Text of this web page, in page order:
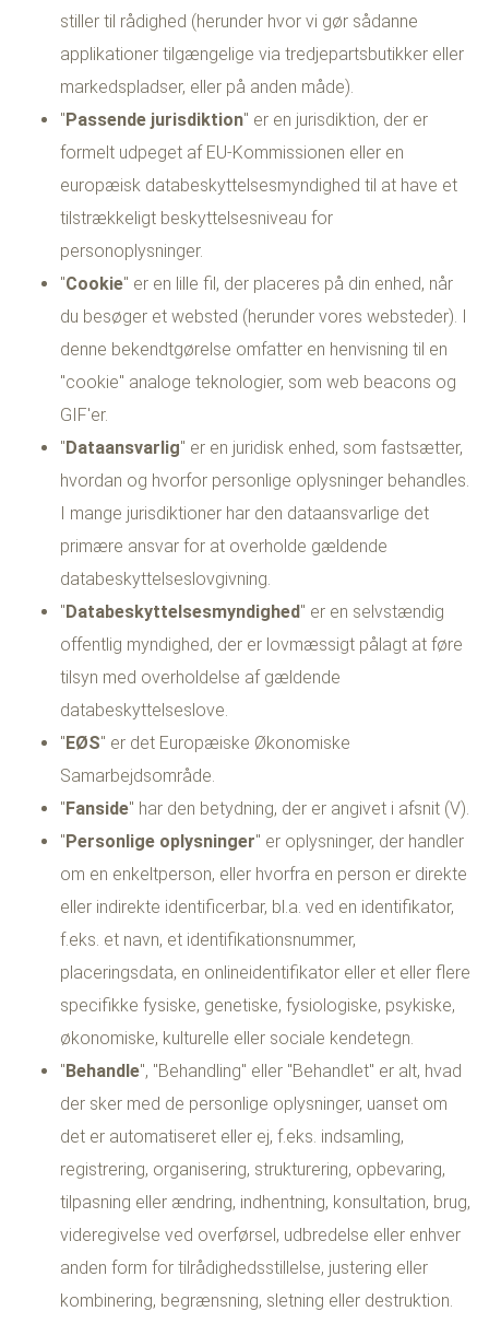
stiller til rådighed (herunder hvor vi gør sådanne
applikationer tilgængelige via tredjepartsbutikker eller
markedspladser, eller på anden måde).
"Passende jurisdiktion" er en jurisdiktion, der er
formelt udpeget af EU-Kommissionen eller en
europæisk databeskyttelsesmyndighed til at have et
tilstrækkeligt beskyttelsesniveau for
personoplysninger.
"Cookie" er en lille fil, der placeres på din enhed, når
du besøger et websted (herunder vores websteder). I
denne bekendtgørelse omfatter en henvisning til en
"cookie" analoge teknologier, som web beacons og
GIF'er.
"Dataansvarlig" er en juridisk enhed, som fastsætter,
hvordan og hvorfor personlige oplysninger behandles.
I mange jurisdiktioner har den dataansvarlige det
primære ansvar for at overholde gældende
databeskyttelseslovgivning.
"Databeskyttelsesmyndighed" er en selvstændig
offentlig myndighed, der er lovmæssigt pålagt at føre
tilsyn med overholdelse af gældende
databeskyttelseslove.
"EØS" er det Europæiske Økonomiske
Samarbejdsområde.
"Fanside" har den betydning, der er angivet i afsnit (V).
"Personlige oplysninger" er oplysninger, der handler
om en enkeltperson, eller hvorfra en person er direkte
eller indirekte identificerbar, bl.a. ved en identifikator,
f.eks. et navn, et identifikationsnummer,
placeringsdata, en onlineidentifikator eller et eller flere
specifikke fysiske, genetiske, fysiologiske, psykiske,
økonomiske, kulturelle eller sociale kendetegn.
"Behandle", "Behandling" eller "Behandlet" er alt, hvad
der sker med de personlige oplysninger, uanset om
det er automatiseret eller ej, f.eks. indsamling,
registrering, organisering, strukturering, opbevaring,
tilpasning eller ændring, indhentning, konsultation, brug,
videregivelse ved overførsel, udbredelse eller enhver
anden form for tilrådighedsstillelse, justering eller
kombinering, begrænsning, sletning eller destruktion.